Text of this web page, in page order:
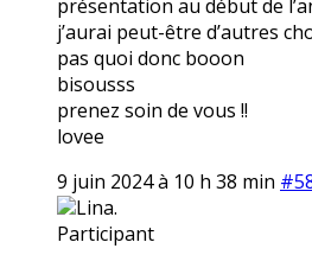
présentation au début de
j’aurai peut-être d’autres
pas quoi donc booon
bisousss
prenez soin de vous !!
lovee
9 juin 2024 à 10 h 38 min
Lina.
Participant